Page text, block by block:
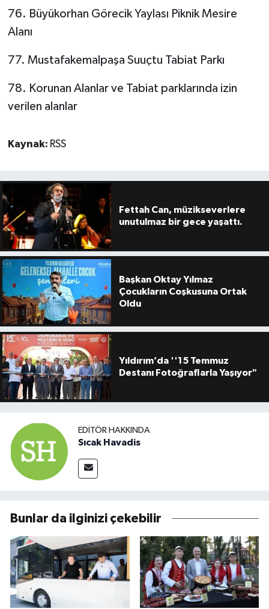
76. Büyükorhan Görecik Yaylası Piknik Mesire
Alanı
77. Mustafakemalpaşa Suuçtu Tabiat Parkı
78. Korunan Alanlar ve Tabiat parklarında izin
verilen alanlar
Kaynak: RSS
Fettah Can, müzikseverlere
unutulmaz bir gece yaşattı.
Başkan Oktay Yılmaz
Çocukların Coşkusuna Ortak
Oldu
Yıldırım’da ''15 Temmuz
Destanı Fotoğraflarla Yaşıyor"
EDITÖR HAKKINDA
Sıcak Havadis
Bunlar da ilginizi çekebilir